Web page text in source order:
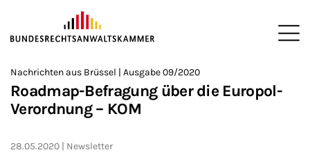
ZUM HAUPTINHALT SPRINGEN
Sie befinden sich hier:
>
Startseite
>
Newsroom
>
Newsletter
>
Nachrichten aus Brüssel
Nachrichten aus Brüssel | Ausgabe 09/2020
Roadmap-Befragung über die Europol-
Verordnung – KOM
28.05.2020 Newsletter